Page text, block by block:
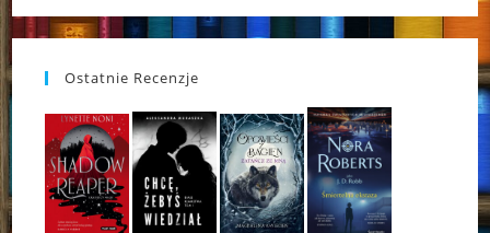
Ostatnie Recenzje